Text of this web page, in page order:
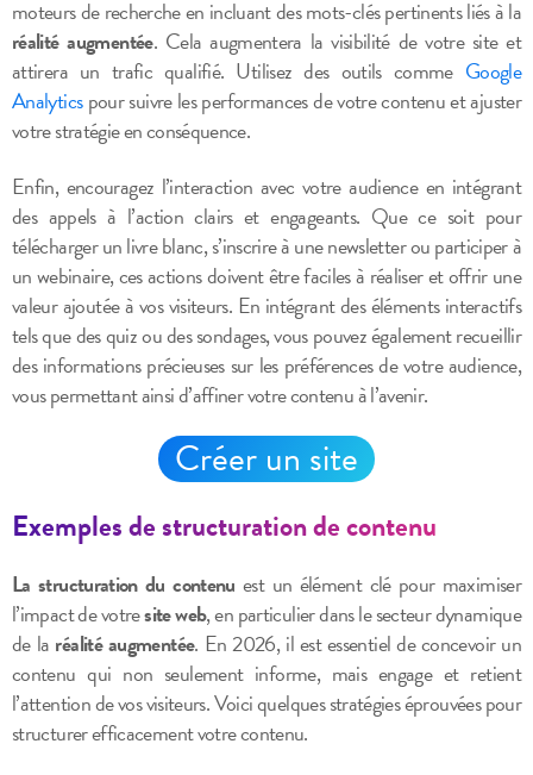
moteurs de recherche en incluant des mots-clés pertinents liés à la
réalité augmentée. Cela augmentera la visibilité de votre site et
attirera un trafic qualifié. Utilisez des outils comme Google
Analyticspour suivre les performances de votre contenu et ajuster
votre stratégie en conséquence.
Enfin, encouragez l’interaction avec votre audience en intégrant
des appels à l’action clairs et engageants. Que ce soit pour
télécharger un livre blanc, s’inscrire à une newsletter ou participer à
un webinaire, ces actions doivent être faciles à réaliser et offrir une
valeur ajoutée à vos visiteurs. En intégrant des éléments interactifs
tels que des quiz ou des sondages, vous pouvez également recueillir
des informations précieuses sur les préférences de votre audience,
vous permettant ainsi d’affiner votre contenu à l’avenir.
Créer un site
Exemples de structuration de contenu
La structuration du contenu est un élément clé pour maximiser
l’impact de votresite web, en particulier dans le secteur dynamique
de la réalité augmentée. En 2026, il est essentiel de concevoir un
contenu qui non seulement informe, mais engage et retient
l’attention de vos visiteurs. Voici quelques stratégies éprouvées pour
structurer efficacement votre contenu.